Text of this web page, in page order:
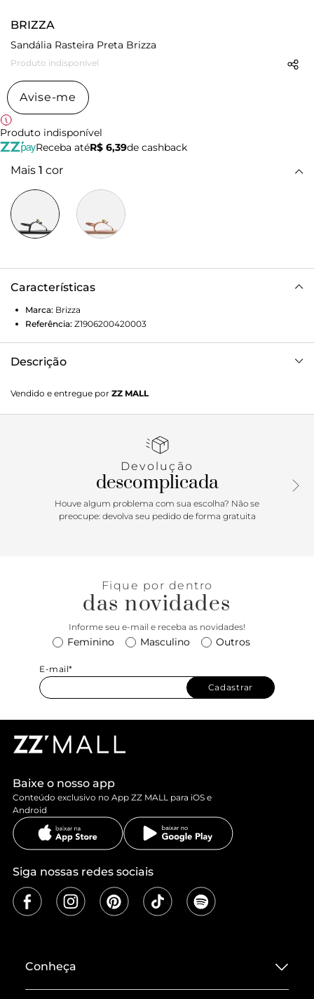
BRIZZA
Sandália Rasteira Preta Brizza
Produto indisponível
Avise-me
Produto indisponível
Receba atéR$ 6,39de cashback
Mais 1 cor
Características
Marca: Brizza
Referência: Z1906200420003
Descrição
Vendido e entregue por ZZ MALL
Devolução
descomplicada
Houve algum problema com sua escolha? Não se
preocupe: devolva seu pedido de forma gratuita
Fique por dentro
das novidades
Informe seu e-mail e receba as novidades!
Feminino Masculino Outros
E-mail*
Cadastrar
Baixe o nosso app
Conteúdo exclusivo no App ZZ MALL para iOS e
Android
Siga nossas redes sociais
Conheça